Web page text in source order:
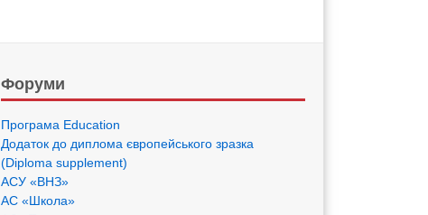
Форуми
Програма Eduсation
Додаток до диплома європейського зразка
(Diploma supplement)
АСУ «ВНЗ»
АС «Школа»